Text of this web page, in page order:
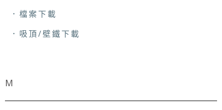
．檔案下載
．吸頂/壁鐵下載
M